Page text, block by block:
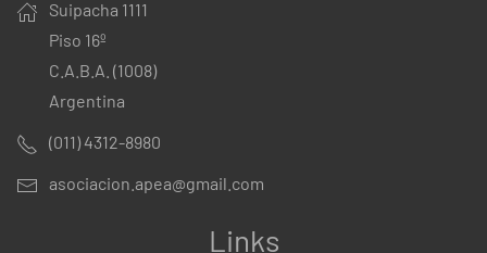
Suipacha 1111
Piso 16º
C.A.B.A. (1008)
Argentina
(011) 4312-8980
asociacion.apea@gmail.com
Links